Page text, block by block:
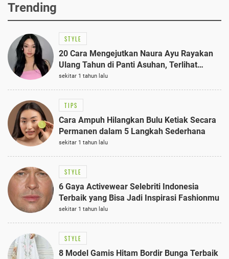
Trending
STYLE
20 Cara Mengejutkan Naura Ayu Rayakan
Ulang Tahun di Panti Asuhan, Terlihat
Anggun dengan Kaftan Cokelat
sekitar 1 tahun lalu
TIPS
Cara Ampuh Hilangkan Bulu Ketiak Secara
Permanen dalam 5 Langkah Sederhana
sekitar 1 tahun lalu
STYLE
6 Gaya Activewear Selebriti Indonesia
Terbaik yang Bisa Jadi Inspirasi Fashionmu
sekitar 1 tahun lalu
STYLE
8 Model Gamis Hitam Bordir Bunga Terbaik